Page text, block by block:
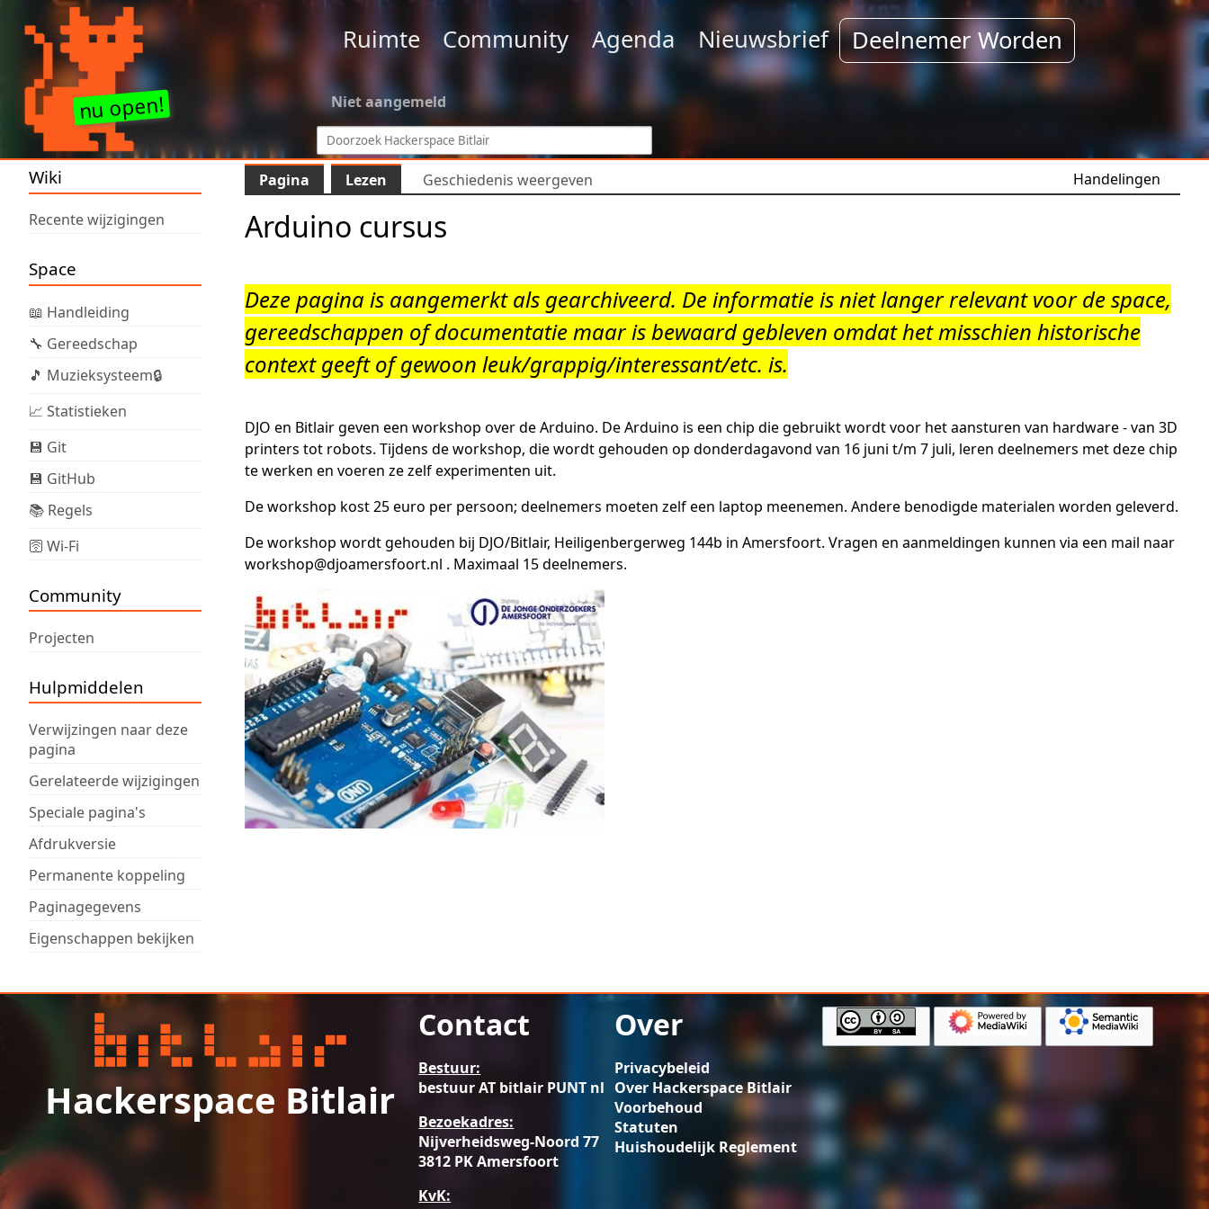
Ruimte Community Agenda Nieuwsbrief Deelnemer Worden
Niet aangemeld
Wiki
Recente wijzigingen
Space
📖 Handleiding
🔧 Gereedschap
🎵 Muzieksysteem🔒
📈 Statistieken
💾 Git
💾 GitHub
📚 Regels
🛜 Wi-Fi
Community
Projecten
Hulpmiddelen
Verwijzingen naar deze
pagina
Gerelateerde wijzigingen
Speciale pagina's
Afdrukversie
Permanente koppeling
Paginagegevens
Eigenschappen bekijken
Pagina Lezen Geschiedenis weergeven Handelingen
Arduino cursus
Deze pagina is aangemerkt als gearchiveerd. De informatie is niet langer relevant voor de space,
gereedschappen of documentatie maar is bewaard gebleven omdat het misschien historische
context geeft of gewoon leuk/grappig/interessant/etc. is.
DJO en Bitlair geven een workshop over de Arduino. De Arduino is een chip die gebruikt wordt voor het aansturen van hardware - van 3D
printers tot robots. Tijdens de workshop, die wordt gehouden op donderdagavond van 16 juni t/m 7 juli, leren deelnemers met deze chip
te werken en voeren ze zelf experimenten uit.
De workshop kost 25 euro per persoon; deelnemers moeten zelf een laptop meenemen. Andere benodigde materialen worden geleverd.
De workshop wordt gehouden bij DJO/Bitlair, Heiligenbergerweg 144b in Amersfoort. Vragen en aanmeldingen kunnen via een mail naar
workshop@djoamersfoort.nl . Maximaal 15 deelnemers.
Hackerspace Bitlair
Contact
Bestuur:
bestuur AT bitlair PUNT nl
Bezoekadres:
Nijverheidsweg-Noord 77
3812 PK Amersfoort
KvK:
Over
Privacybeleid
Over Hackerspace Bitlair
Voorbehoud
Statuten
Huishoudelijk Reglement